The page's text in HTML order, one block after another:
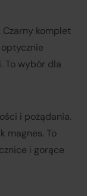
Czarny komplet
To wybór dla
i pożądania.
magnes. To
i gorące